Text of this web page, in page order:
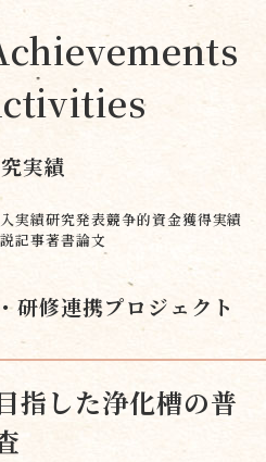
実績
実績研究発表競争的資金獲得実績
記事著書論文
研修連携プロジェクト
指した浄化槽の普